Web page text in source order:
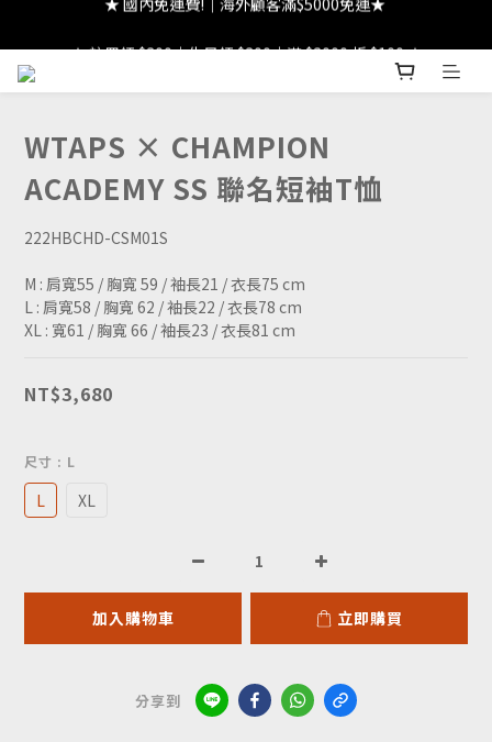
★ 註冊領 $300｜生日領 $300｜滿 $2000 折 $100 ★
WTAPS × CHAMPION
ACADEMY SS 聯名短袖T恤
222HBCHD-CSM01S
M : 肩寬55 / 胸寬 59 / 袖長21 / 衣長75 cm
L : 肩寬58 / 胸寬 62 / 袖長22 / 衣長78 cm
XL : 寬61 / 胸寬 66 / 袖長23 / 衣長81 cm
NT$3,680
尺寸 : L
L XL
加入購物車 立即購買
分享到